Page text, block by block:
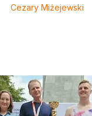
Cezary Miżejewski